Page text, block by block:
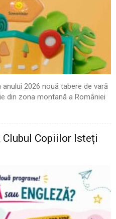
2026 nouă tabere de vară
din zona montană a României
Clubul Copiilor Isteți